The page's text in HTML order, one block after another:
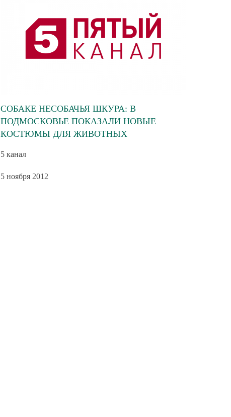
СОБАКЕ НЕСОБАЧЬЯ ШКУРА: В
ПОДМОСКОВЬЕ ПОКАЗАЛИ НОВЫЕ
КОСТЮМЫ ДЛЯ ЖИВОТНЫХ
5 канал
5 ноября 2012